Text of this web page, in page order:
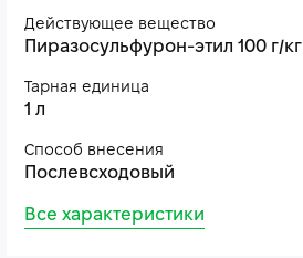
Действующее вещество
Пиразосульфурон-этил 100 г/кг
Тарная единица
1 л
Способ внесения
Послевсходовый
Все характеристики